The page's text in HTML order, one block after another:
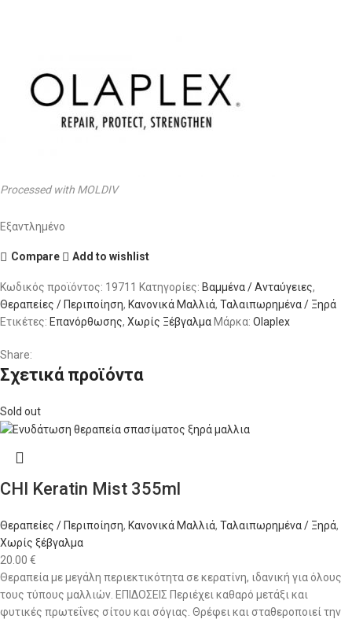
Processed with MOLDIV
Εξαντλημένο
Compare Add to wishlist
Κωδικός προϊόντος: 19711 Κατηγορίες: Βαμμένα / Ανταύγειες,
Θεραπείες / Περιποίηση, Κανονικά Μαλλιά, Ταλαιπωρημένα / Ξηρά
Ετικέτες: Επανόρθωσης, Χωρίς Ξέβγαλμα Μάρκα: Olaplex
Share:
Σχετικά προϊόντα
Sold out
CHI Keratin Mist 355ml
Θεραπείες / Περιποίηση, Κανονικά Μαλλιά, Ταλαιπωρημένα / Ξηρά,
Χωρίς ξέβγαλμα
20.00 €
Θεραπεία με μεγάλη περιεκτικότητα σε κερατίνη, ιδανική για όλους
τους τύπους μαλλιών. ΕΠΙΔΟΣΕΙΣ Περιέχει καθαρό μετάξι και
φυτικές πρωτεΐνες σίτου και σόγιας. Θρέφει και σταθεροποιεί την